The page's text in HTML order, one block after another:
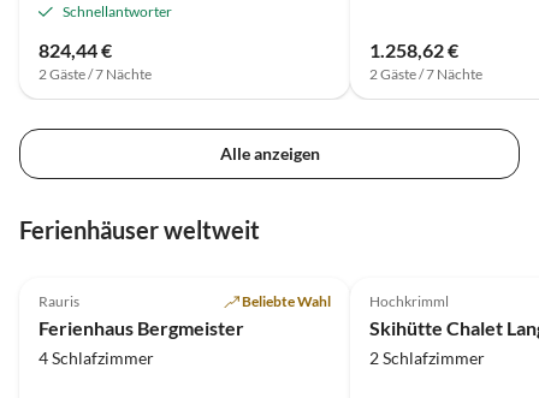
Schnellantworter
824,44 €
2 Gäste / 7 Nächte
1.258,62 €
2 Gäste / 7 Nächte
Alle anzeigen
Ferienhäuser weltweit
Rauris Beliebte Wahl
Ferienhaus Bergmeister
4 Schlafzimmer
Hochkrimml
2 Schlafzimmer